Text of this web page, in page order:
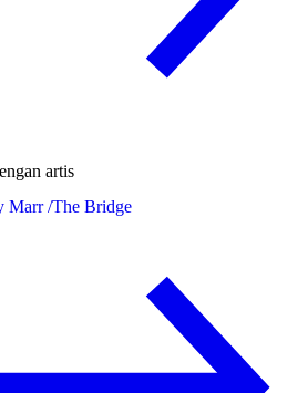
artis
Marr /The Bridge